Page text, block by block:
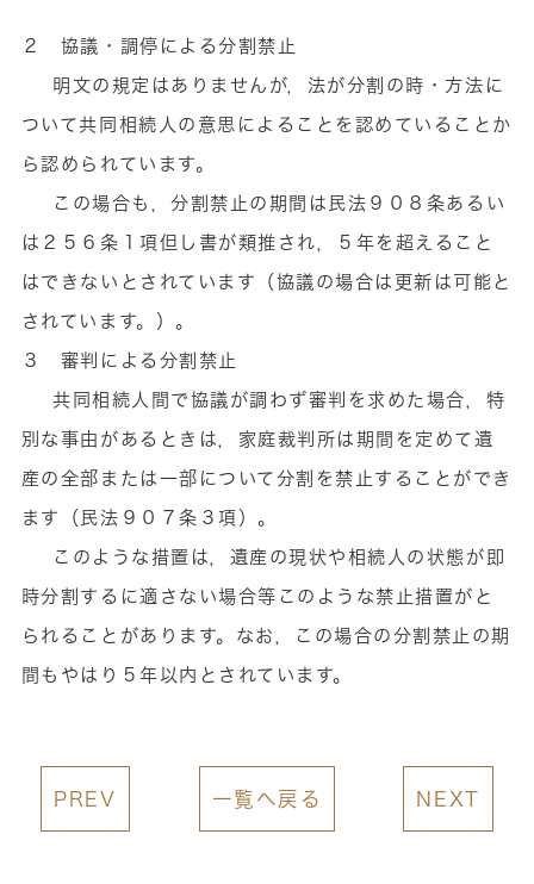
２ 協議・調停による分割禁止
明文の規定はありませんが，法が分割の時・方法に
ついて共同相続人の意思によることを認めていることか
ら認められています。
この場合も，分割禁止の期間は民法９０８条あるい
は２５６条１項但し書が類推され，５年を超えること
はできないとされています（協議の場合は更新は可能と
されています。）。
３ 審判による分割禁止
共同相続人間で協議が調わず審判を求めた場合，特
別な事由があるときは，家庭裁判所は期間を定めて遺
産の全部または一部について分割を禁止することができ
ます（民法９０７条３項）。
このような措置は，遺産の現状や相続人の状態が即
時分割するに適さない場合等このような禁止措置がと
られることがあります。なお，この場合の分割禁止の期
間もやはり５年以内とされています。
PREV 一覧へ戻る NEXT